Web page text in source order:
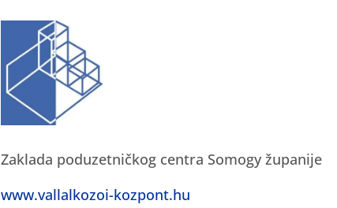
Zaklada poduzetničkog centra Somogy županije
www.vallalkozoi-kozpont.hu